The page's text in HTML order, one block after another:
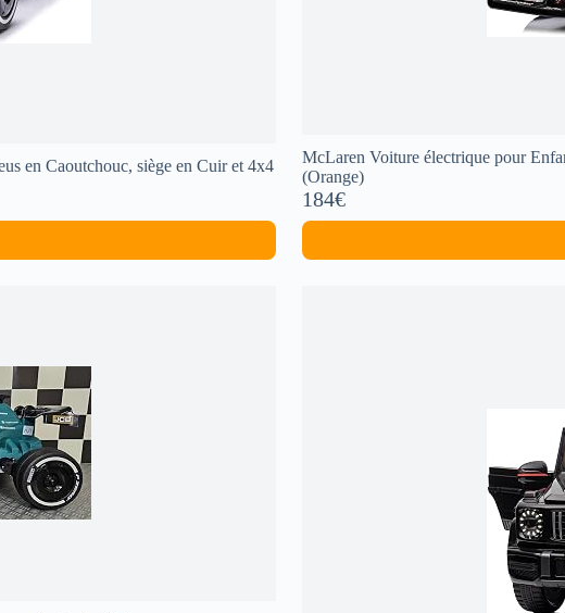
en Caoutchouc, siège en Cuir et 4x4
McLaren Voiture électrique pour
(Orange)
184€